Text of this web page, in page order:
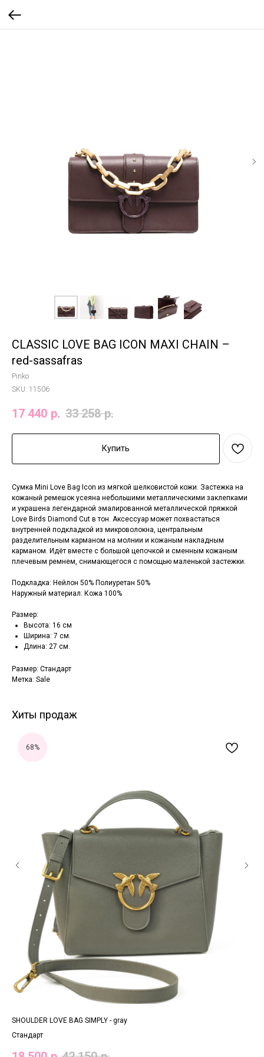
CLASSIC LOVE BAG ICON MAXI CHAIN –
red-sassafras
Pinko
SKU: 11506
17 440 р. 33 258 р.
Купить
Сумка Mini Love Bag Icon из мягкой шелковистой кожи. Застежка на
кожаный ремешок усеяна небольшими металлическими заклепками
и украшена легендарной эмалированной металлической пряжкой
Love Birds Diamond Cut в тон. Аксессуар может похвастаться
внутренней подкладкой из микроволокна, центральным
разделительным карманом на молнии и кожаным накладным
карманом. Идёт вместе с большой цепочкой и сменным кожаным
плечевым ремнем, снимающегося с помощью маленькой застежки.
Подкладка: Нейлон 50% Полиуретан 50%
Наружный материал: Кожа 100%
Размер:
Высота: 16 см
Ширина: 7 см.
Длина: 27 см.
Размер: Стандарт
Метка: Sale
Хиты продаж
68%
SHOULDER LOVE BAG SIMPLY - gray
Стандарт